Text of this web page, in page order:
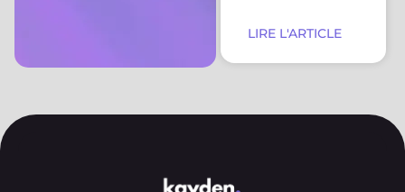
LIRE L'ARTICLE